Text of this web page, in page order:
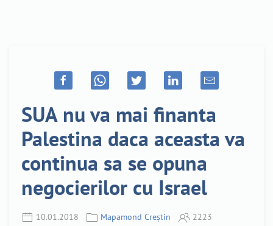
SUA nu va mai finanta
Palestina daca aceasta va
continua sa se opuna
negocierilor cu Israel
10.01.2018 Mapamond Creștin 2223